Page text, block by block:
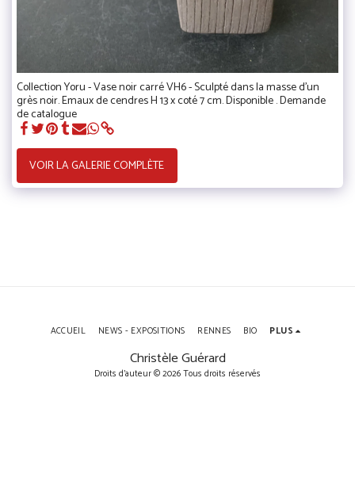
Collection Yoru - Vase noir carré VH6 - Sculpté dans la masse d'un
grès noir. Emaux de cendres H 13 x coté 7 cm. Disponible . Demande
de catalogue
VOIR LA GALERIE COMPLÈTE
Christèle Guérard
Droits d'auteur © 2026 Tous droits réservés
ACCUEIL NEWS - EXPOSITIONS RENNES BIO PLUS